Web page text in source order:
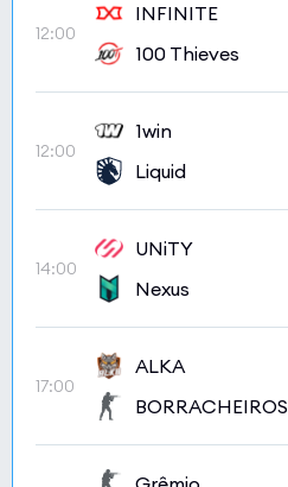
12:00
INFINITE
100 Thieves
12:00
1win
Liquid
14:00
UNiTY
Nexus
17:00
ALKA
BORRACHEIROS